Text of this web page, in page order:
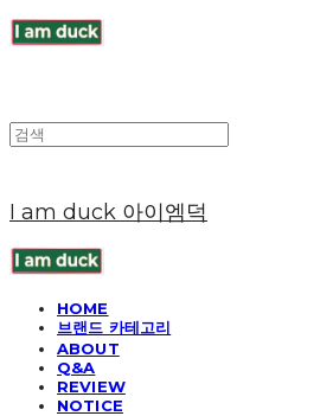
I am duck 아이엠덕
HOME
브랜드 카테고리
ABOUT
Q&A
REVIEW
NOTICE